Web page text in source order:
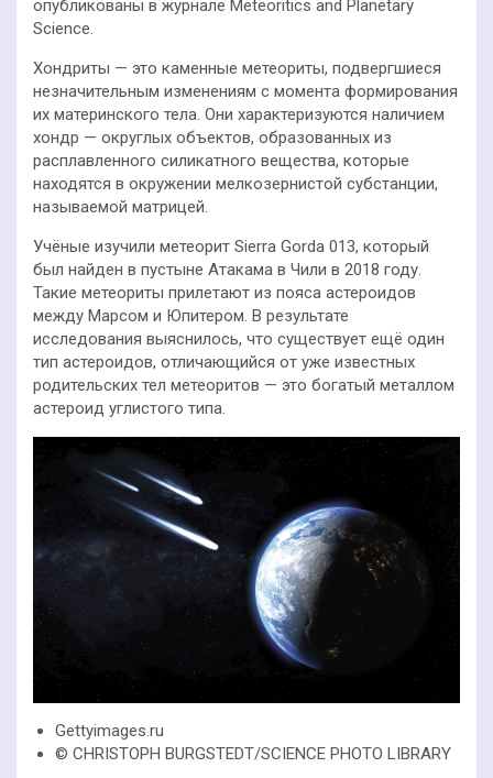
опубликованы в журнале Meteoritics and Planetary
Science.
Хондриты — это каменные метеориты, подвергшиеся
незначительным изменениям с момента формирования
их материнского тела. Они характеризуются наличием
хондр — округлых объектов, образованных из
расплавленного силикатного вещества, которые
находятся в окружении мелкозернистой субстанции,
называемой матрицей.
Учёные изучили метеорит Sierra Gorda 013, который
был найден в пустыне Атакама в Чили в 2018 году.
Такие метеориты прилетают из пояса астероидов
между Марсом и Юпитером. В результате
исследования выяснилось, что существует ещё один
тип астероидов, отличающийся от уже известных
родительских тел метеоритов — это богатый металлом
астероид углистого типа.
Gettyimages.ru
© CHRISTOPH BURGSTEDT/SCIENCE PHOTO LIBRARY